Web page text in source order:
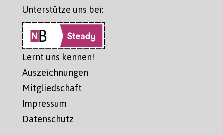
Unterstütze uns bei:
Lernt uns kennen!
Auszeichnungen
Mitgliedschaft
Impressum
Datenschutz